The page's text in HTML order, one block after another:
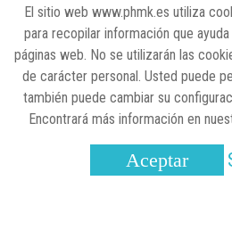
Lilly impulsa
visibilizar la
25 de marzo, 2023 ENTRE BASTIDORES
Real Academia
la sociedad actual
El sitio web www.phmk.es utiliza
para recopilar información que
páginas web. No se utilizarán las
de carácter personal. Usted puede
también puede cambiar su
Encontrará más información en
Aceptar